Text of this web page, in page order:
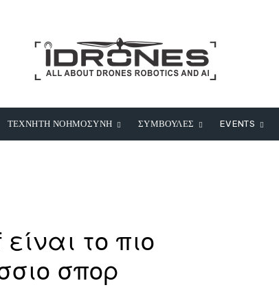
ΤΕΧΝΗΤΗ ΝΟΗΜΟΣΥΝΗ ΣΥΜΒΟΥΛΕΣ EVENTS
το πιο
σπορ